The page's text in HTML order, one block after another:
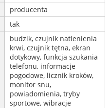
producenta
tak
budzik, czujnik natlenienia
krwi, czujnik tętna, ekran
dotykowy, funkcja szukania
telefonu, informacje
pogodowe, licznik kroków,
monitor snu,
powiadomienia, tryby
sportowe, wibracje